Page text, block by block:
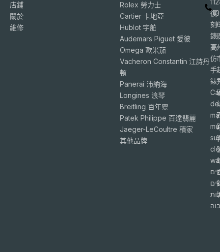
店鋪
關於
維修
Rolex 勞力士
Cartier 卡地亞
Hublot 宇舶
Audemars Piguet 愛彼
Omega 歐米茄
Vacheron Constantin 江詩丹
頓
Panerai 沛納海
Longines 浪琴
Breitling 百年靈
Patek Philippe 百達翡麗
Jaeger-LeCoultre 積家
其他品牌
復
刻
錶
高
仿
手
錶
de